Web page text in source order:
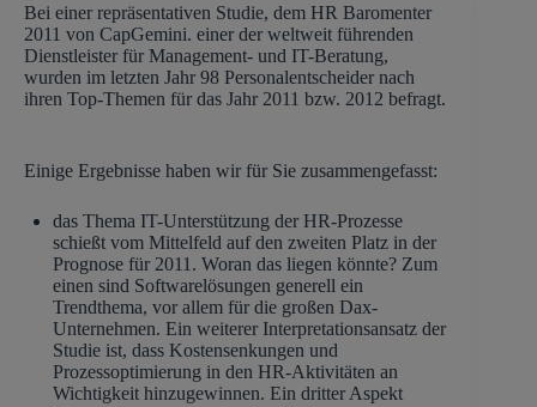
Bei einer repräsentativen Studie, dem HR Baromenter
2011 von CapGemini. einer der weltweit führenden
Dienstleister für Management- und IT-Beratung,
wurden im letzten Jahr 98 Personalentscheider nach
ihren Top-Themen für das Jahr 2011 bzw. 2012 befragt.
Einige Ergebnisse haben wir für Sie zusammengefasst:
das Thema IT-Unterstützung der HR-Prozesse
schießt vom Mittelfeld auf den zweiten Platz in der
Prognose für 2011. Woran das liegen könnte? Zum
einen sind Softwarelösungen generell ein
Trendthema, vor allem für die großen Dax-
Unternehmen. Ein weiterer Interpretationsansatz der
Studie ist, dass Kostensenkungen und
Prozessoptimierung in den HR-Aktivitäten an
Wichtigkeit hinzugewinnen. Ein dritter Aspekt